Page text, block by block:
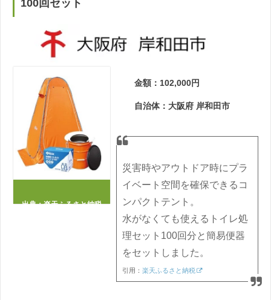
100回セット
出典：楽天ふるさと納税
金額：102,000円
自治体：大阪府 岸和田市
災害時やアウトドア時にプラ
イベート空間を確保できるコ
ンパクトテント。
水がなくても使えるトイレ処
理セット100回分と簡易便器
をセットしました。
引用： 楽天ふるさと納税